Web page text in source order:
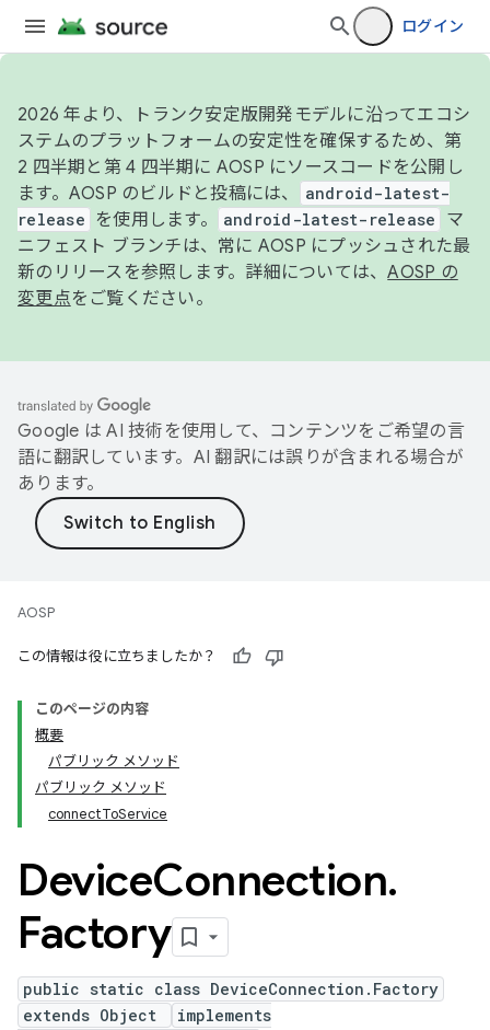
ログイン
2026 年より、トランク安定版開発モデルに沿ってエコシ
ステムのプラットフォームの安定性を確保するため、第
2 四半期と第 4 四半期に AOSP にソースコードを公開し
ます。AOSP のビルドと投稿には、
android-latest-
release
を使用します。 android-latest-release
マ
ニフェスト ブランチは、常に AOSP にプッシュされた最
新のリリースを参照します。詳細については、AOSP の
変更点をご覧ください。
Google は AI 技術を使用して、コンテンツをご希望の言
語に翻訳しています。AI 翻訳には誤りが含まれる場合が
あります。
AOSP
この情報は役に立ちましたか？
このページの内容
概要
パブリック メソッド
パブリック メソッド
connectToService
DeviceConnection.
Factory
public static class DeviceConnection.Factory
extends Object
implements